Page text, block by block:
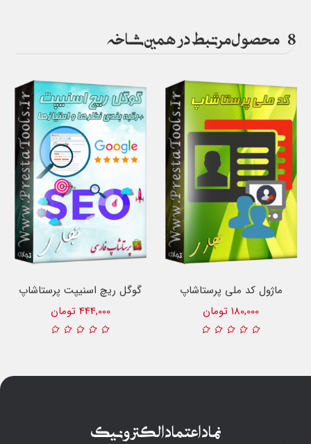
8 محصول مرتبط در همین شاخه
گوگل ریچ اسنیپت پرستاشاپ
444,000 تومان
ماژول کد ملی پرستاشاپ
180,000 تومان
نماد اعتماد الکترونیک